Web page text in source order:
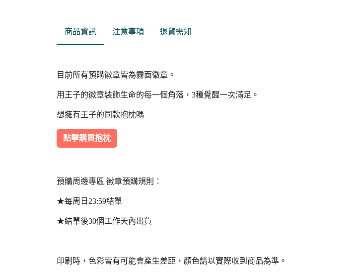
商品資訊 注意事項 退貨需知
目前所有預購徽章皆為霧面徽章。
用王子的徽章裝飾生命的每一個角落，3種覺醒一次滿足。
想擁有王子的同款抱枕嗎
點擊購買抱枕
預購周邊專區 徽章預購規則：
★每周日23:59結單
★結單後30個工作天內出貨
印刷時，色彩皆有可能會產生差距，顏色請以實際收到商品為準。